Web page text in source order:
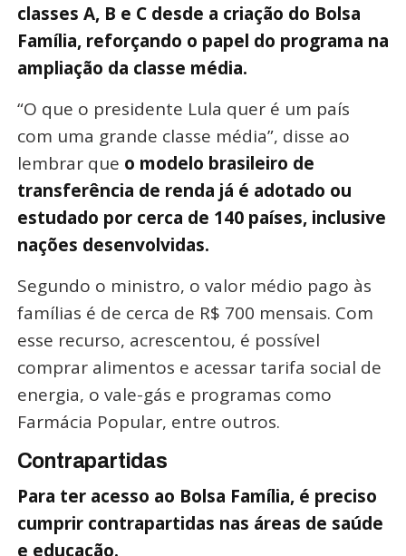
classes A, B e C desde a criação do Bolsa
Família, reforçando o papel do programa na
ampliação da classe média.
“O que o presidente Lula quer é um país
com uma grande classe média”, disse ao
lembrar que o modelo brasileiro de
transferência de renda já é adotado ou
estudado por cerca de 140 países, inclusive
nações desenvolvidas.
Segundo o ministro, o valor médio pago às
famílias é de cerca de R$ 700 mensais. Com
esse recurso, acrescentou, é possível
comprar alimentos e acessar tarifa social de
energia, o vale-gás e programas como
Farmácia Popular, entre outros.
Contrapartidas
Para ter acesso ao Bolsa Família, é preciso
cumprir contrapartidas nas áreas de saúde
e educação.